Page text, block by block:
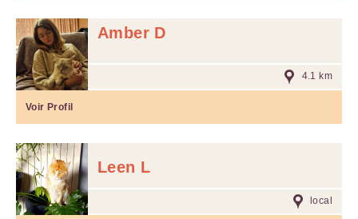
Amber D
4.1 km
Voir Profil
Leen L
local